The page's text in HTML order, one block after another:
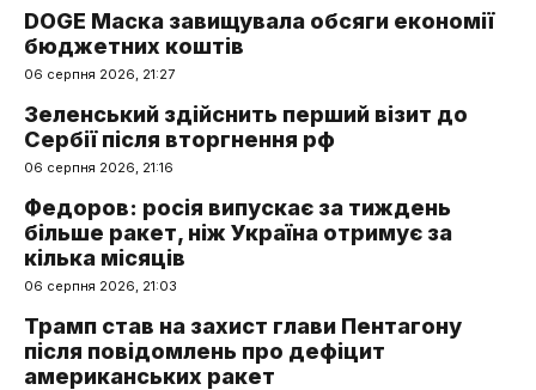
DOGE Маска завищувала обсяги економії
бюджетних коштів
06 серпня 2026, 21:27
Зеленський здійснить перший візит до
Сербії після вторгнення рф
06 серпня 2026, 21:16
Федоров: росія випускає за тиждень
більше ракет, ніж Україна отримує за
кілька місяців
06 серпня 2026, 21:03
Трамп став на захист глави Пентагону
після повідомлень про дефіцит
американських ракет